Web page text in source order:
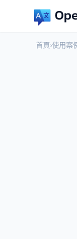
首頁›使用案